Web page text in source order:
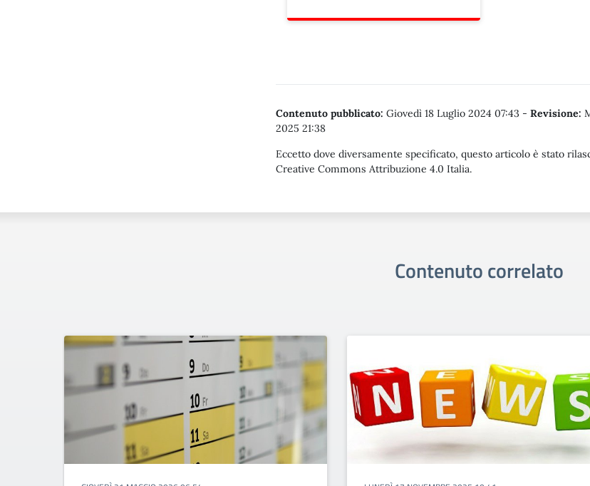
Contenuto pubblicato: Giovedì 18 Luglio 2024 07:43 - Revisione:
2025 21:38
Eccetto dove diversamente specificato, questo articolo è stato
Creative Commons Attribuzione 4.0 Italia.
Contenuto correlato